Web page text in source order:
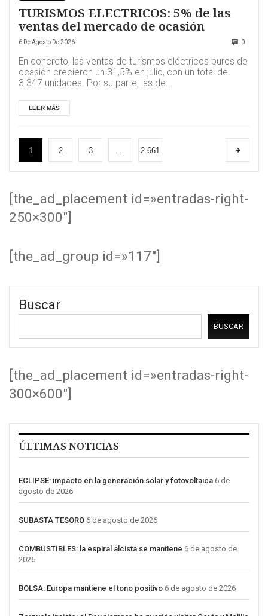
TURISMOS ELECTRICOS: 5% de las
ventas del mercado de ocasión
6 De Agosto De 2026 0
En concreto, las ventas de turismos eléctricos puros de
ocasión crecieron un 31,5% en julio, con un total de
3.347 unidades. Por su parte, las de...
LEER MÁS
1 2 3 2.661
[the_ad_placement id=»entradas-right-
250×300″]
[the_ad_group id=»117″]
Buscar
BUSCAR
[the_ad_placement id=»entradas-right-
300×600″]
ÚLTIMAS NOTICIAS
ECLIPSE: impacto en la generación solar y fotovoltaica 6 de
agosto de 2026
SUBASTA TESORO 6 de agosto de 2026
COMBUSTIBLES: la espiral alcista se mantiene 6 de agosto de
2026
BOLSA: Europa mantiene el tono positivo 6 de agosto de 2026